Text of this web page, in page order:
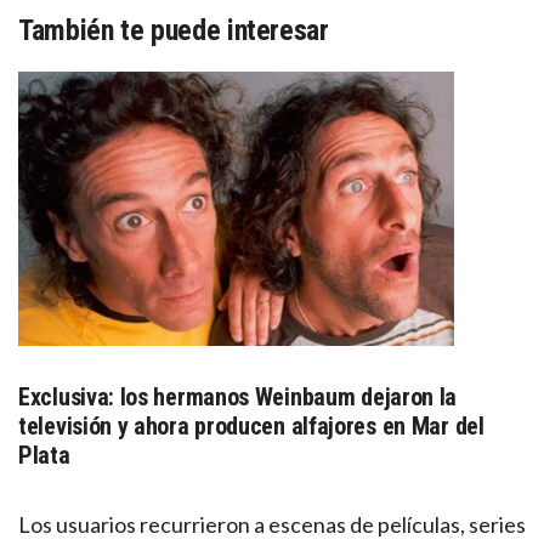
También te puede interesar
Exclusiva: los hermanos Weinbaum dejaron la
televisión y ahora producen alfajores en Mar del
Plata
Los usuarios recurrieron a escenas de películas, series